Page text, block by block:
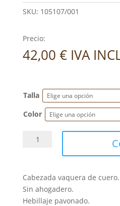
SKU: 105107/001
Precio:
42,00 € IVA
Talla
Color
Cabezada
Cabezada vaquera de cuero.
Sin ahogadero.
Hebillaje pavonado.